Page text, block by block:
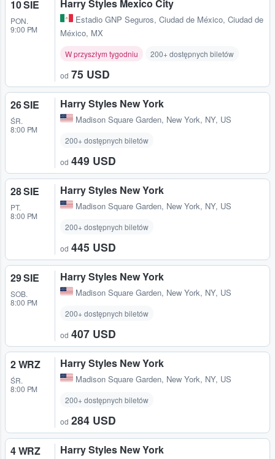
10 SIE
PON.
9:00 PM
Harry Styles Mexico City
Estadio GNP Seguros, Ciudad de México, Ciudad de
México, MX
W przyszłym tygodniu 200+ dostępnych biletów
od 75 USD
26 SIE
ŚR.
8:00 PM
Harry Styles New York
Madison Square Garden, New York, NY, US
200+ dostępnych biletów
od 449 USD
28 SIE
PT.
8:00 PM
Harry Styles New York
Madison Square Garden, New York, NY, US
200+ dostępnych biletów
od 445 USD
29 SIE
SOB.
8:00 PM
Harry Styles New York
Madison Square Garden, New York, NY, US
200+ dostępnych biletów
od 407 USD
2 WRZ
ŚR.
8:00 PM
Harry Styles New York
Madison Square Garden, New York, NY, US
200+ dostępnych biletów
od 284 USD
4 WRZ Harry Styles New York